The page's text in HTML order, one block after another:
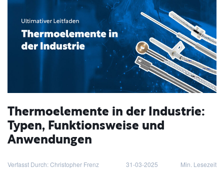
Thermoelemente in der Industrie:
Typen, Funktionsweise und
Anwendungen
Verfasst Durch: Christopher Frenz 31-03-2025 Min. Lesezeit